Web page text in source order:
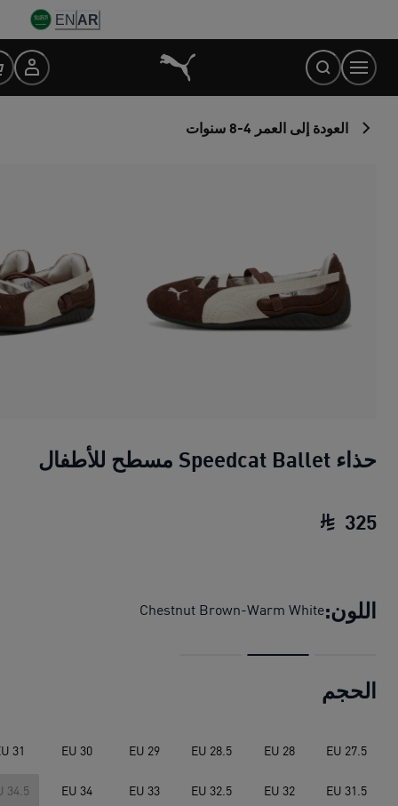
Content
AR
EN
العودة إلى العمر 4-8 سنوات
حذاء Speedcat Ballet مسطح للأطفال
325
اللون:Chestnut Brown-Warm White
الحجم
EU 27.5
EU 28
EU 28.5
EU 29
EU 30
31
EU 31.5
EU 32
EU 32.5
EU 33
EU 34
34.5